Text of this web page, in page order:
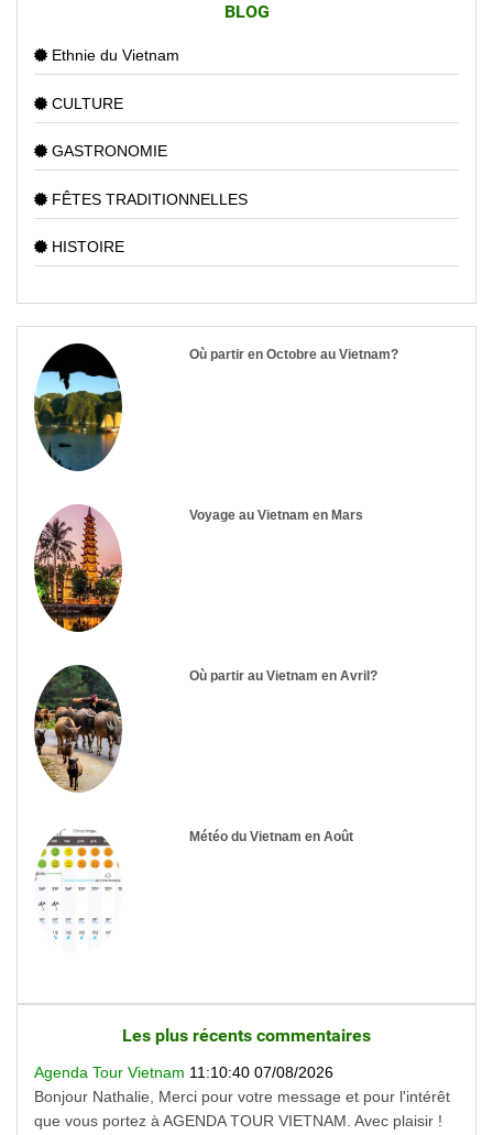
BLOG
Ethnie du Vietnam
CULTURE
GASTRONOMIE
FÊTES TRADITIONNELLES
HISTOIRE
Où partir en Octobre au Vietnam?
Voyage au Vietnam en Mars
Où partir au Vietnam en Avril?
Météo du Vietnam en Août
Les plus récents commentaires
Agenda Tour Vietnam 11:10:40 07/08/2026
Bonjour Nathalie, Merci pour votre message et pour l'intérêt
que vous portez à AGENDA TOUR VIETNAM. Avec plaisir !